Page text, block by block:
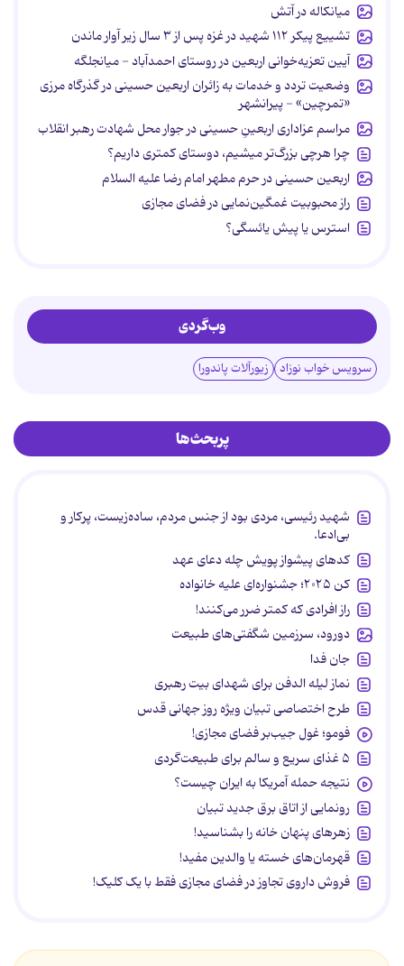
میانکاله در آتش
تشییع پیکر ۱۱۲ شهید در غزه پس از ۳ سال زیر آوار ماندن
آیین تعزیه‌خوانی اربعین در روستای احمدآباد - میانجلگه
وضعیت تردد و خدمات به زائران اربعین حسینی در گذرگاه مرزی
«تمرچین» - پیرانشهر
مراسم عزاداری اربعینِ حسینی در جوار محل شهادت رهبر انقلاب
چرا هرچی بزرگ‌تر میشیم، دوستای کمتری داریم؟
اربعین حسینی در حرم مطهر امام رضا علیه السلام
راز محبوبیت غمگین‌نمایی در فضای مجازی
استرس یا پیش یائسگی؟
وب‌گردی
سرویس خواب نوزاد زیورآلات پاندورا
پربحث‌ها
شهید رئیسی، مردی بود از جنس مردم، ساده‌زیست، پرکار و
بی‌ادعا.
کدهای پیشواز پویش چله دعای عهد
کن ۲۰۲۵؛ جشنواره‌ای علیه خانواده
راز افرادی که کمتر ضرر می‌کنند!
دورود، سرزمین شگفتی‌های طبیعت
جان فدا
نماز لیله الدفن برای شهدای بیت رهبری
طرح اختصاصی تبیان ویژه روز جهانی قدس
فومو؛ غول جیب‌بر فضای مجازی!
۵ غذای سریع و سالم برای طبیعت‌گردی
نتیجه حمله آمریکا به ایران چیست؟
رونمایی از اتاق برق جدید تبیان
زهرهای پنهان خانه را بشناسید!
قهرمان‌های خسته یا والدین مفید!
فروش داروی تجاوز در فضای مجازی فقط با یک کلیک!